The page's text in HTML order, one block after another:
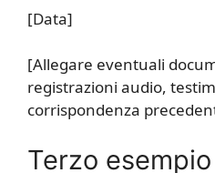
[Data]
[Allegare eventuali
registrazioni audio,
corrispondenza
Terzo